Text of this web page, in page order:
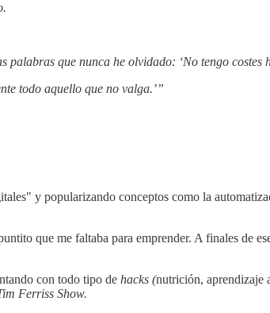
que nunca he olvidado: ‘No tengo costes
todo aquello que no valga.’”
y popularizando conceptos como la
que me faltaba para emprender. A finales de
con todo tipo de hacks (nutrición, aprendizaje
Ferriss Show.